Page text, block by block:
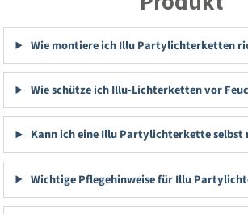
Wie montiere ich Illu Partylichterketten
Wie schütze ich Illu-Lichterketten vor
Kann ich eine Illu Partylichterkette selbst
Wichtige Pflegehinweise für Illu